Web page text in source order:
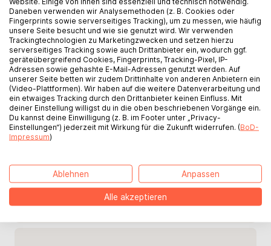
Honorar.
Genieße kreative Freiheit bei Inhalt
und Gestaltung
Bestimme dein Honorar und den
Verkaufspreis
Optionale Leistungen wie Lektorat,
Mehr zum Thema „Buch“
Daneben verwenden wir Analysemethoden (z. B. Cookies oder
Fingerprints sowie serverseitiges Tracking), um zu messen, wie häufig
unsere Seite besucht und wie sie genutzt wird. Wir verwenden
Trackingtechnologien zu Marketingzwecken und setzen hierzu
serverseitiges Tracking sowie auch Drittanbieter ein, wodurch ggf.
geräteübergreifend Cookies, Fingerprints, Tracking-Pixel, IP-
Adressen sowie gehashte E-Mail-Adressen genutzt werden. Auf
unserer Seite betten wir zudem Drittinhalte von anderen Anbietern ein
(Video-Plattformen). Wir haben auf die weitere Datenverarbeitung und
ein etwaiges Tracking durch den Drittanbieter keinen Einfluss. Mit
deiner Einstellung willigst du in die oben beschriebenen Vorgänge ein.
Du kannst deine Einwilligung (z. B. im Footer unter „Privacy-
Einstellungen“) jederzeit mit Wirkung für die Zukunft widerrufen. (BoD-
Impressum)
Ablehnen Anpassen
Alle akzeptieren